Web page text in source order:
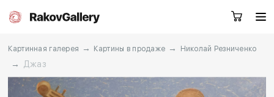
Екатеринбург
Картинная галерея → Картины в продаже → Николай Резниченко
→ Джаз